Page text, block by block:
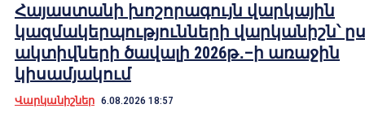
Հայաստանի խոշորագույն վարկային
կազմակերպությունների վարկանիշն՝
ակտիվների ծավալի 2026թ․–ի առաջին
կիսամյակում
Վարկանիշներ 6.08.2026 18:57